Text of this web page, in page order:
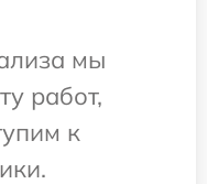
мы
работ,
к